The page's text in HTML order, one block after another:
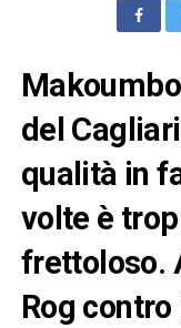
del
qualità in
volte è
frettoloso.
Rog contro